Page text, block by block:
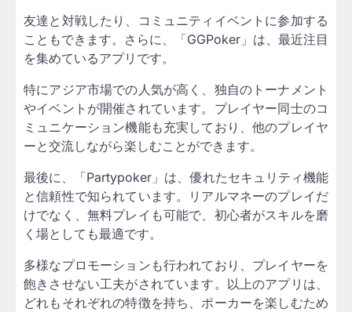
友達と対戦したり、コミュニティイベントに参加する
こともできます。さらに、「GGPoker」は、最近注目
を集めているアプリです。
特にアジア市場での人気が高く、独自のトーナメント
やイベントが開催されています。プレイヤー同士のコ
ミュニケーション機能も充実しており、他のプレイヤ
ーと交流しながら楽しむことができます。
最後に、「Partypoker」は、優れたセキュリティ機能
と信頼性で知られています。リアルマネーのプレイだ
けでなく、無料プレイも可能で、初心者がスキルを磨
く場としても最適です。
多様なプロモーションも行われており、プレイヤーを
飽きさせない工夫がされています。以上のアプリは、
どれもそれぞれの特徴を持ち、ポーカーを楽しむため